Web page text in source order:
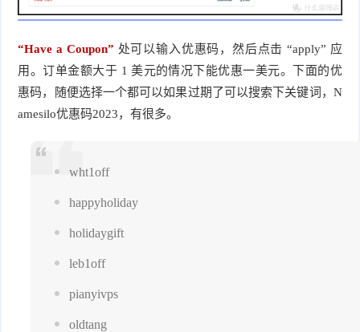
“Have a Coupon” 处可以输入优惠码，然后点击 “apply” 应
用。订单金额大于 1 美元的情况下能优惠一美元。下面的优
惠码，随便选择一个都可以如果过期了可以搜索下关键词，N
amesilo优惠码2023，有很多。
wht1off
happyholiday
holidaygift
leb1off
pianyivps
oldtang